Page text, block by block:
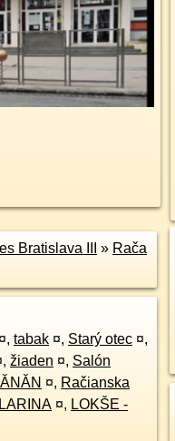
Bratislava III » Rača
¤, tabak ¤, Starý otec ¤,
, žiaden ¤, Salón
ĂNĂN ¤, Račianska
¤, LOKŠE -